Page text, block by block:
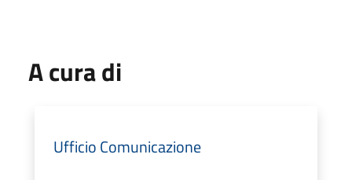
A cura di
Ufficio Comunicazione